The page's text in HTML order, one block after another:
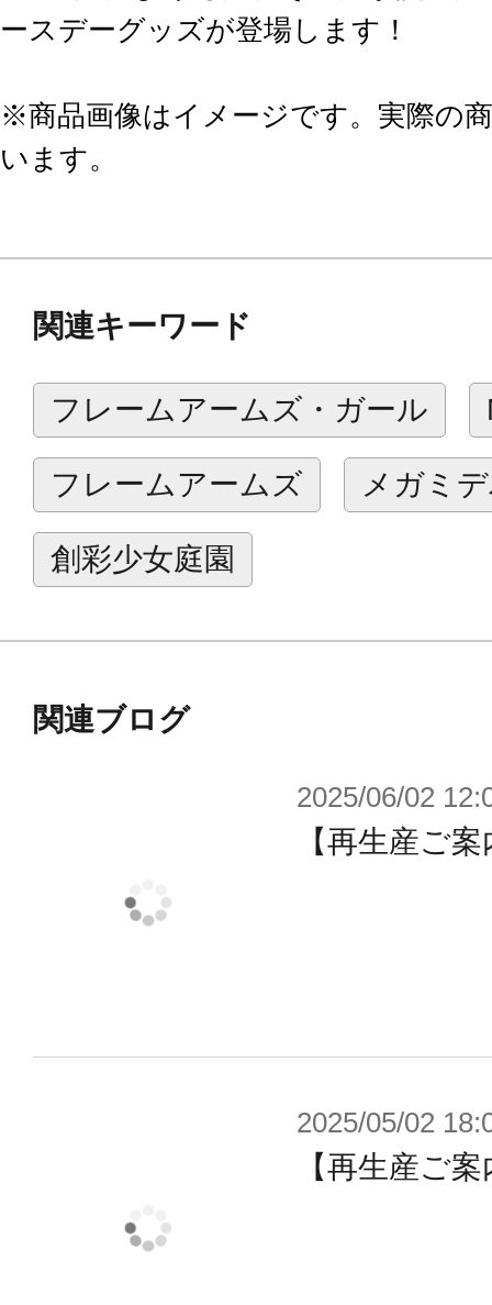
ースデーグッズが登場します！
※商品画像はイメージです。実際の
います。
関連キーワード
フレームアームズ・ガール
フレームアームズ メガミ
創彩少女庭園
関連ブログ
2025/06/02
【再生産ご
2025/05/02
【再生産ご